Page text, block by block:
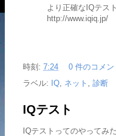
より正確なIQテス
http://www.iqiq.jp/
時刻: 7:24
0 件のコメン
ラベル: IQ, ネット , 診断
IQテスト
IQテストってのやってみ